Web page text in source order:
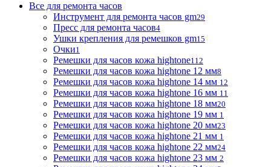
Все для ремонта часов
Инструмент для ремонта часов gm29
Пресс для ремонта часов4
Ушки крепления для ремешков gm15
Очки1
Ремешки для часов кожа hightone112
Ремешки для часов кожа hightone 12 мм8
Ремешки для часов кожа hightone 14 мм 12
Ремешки для часов кожа hightone 16 мм 11
Ремешки для часов кожа hightone 18 мм20
Ремешки для часов кожа hightone 19 мм 1
Ремешки для часов кожа hightone 20 мм23
Ремешки для часов кожа hightone 21 мм 1
Ремешки для часов кожа hightone 22 мм24
Ремешки для часов кожа hightone 23 мм 2